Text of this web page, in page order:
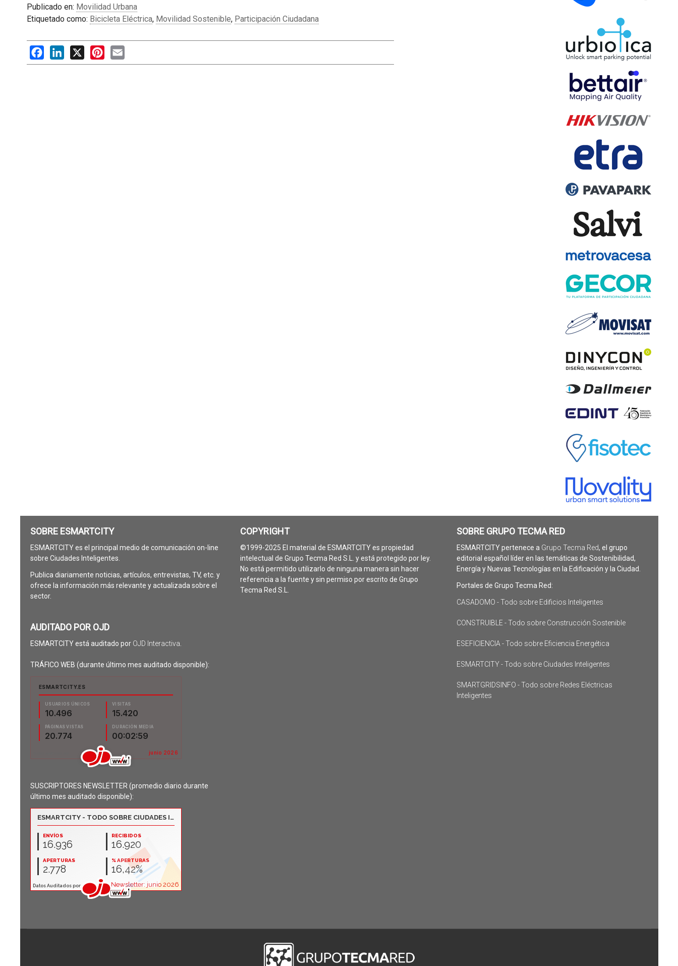
Publicado en: Movilidad Urbana
Etiquetado como: Bicicleta Eléctrica, Movilidad Sostenible, Participación Ciudadana
FacebookLinkedIn
X PinterestEmail
SOBRE ESMARTCITY
ESMARTCITY es el principal medio de comunicación on-line
sobre Ciudades Inteligentes.
Publica diariamente noticias, artículos, entrevistas, TV, etc. y
ofrece la información más relevante y actualizada sobre el
sector.
AUDITADO POR OJD
ESMARTCITY está auditado por OJD Interactiva
TRÁFICO WEB (durante último mes auditado disponible):
SUSCRIPTORES NEWSLETTER (promedio diario durante
último mes auditado disponible):
COPYRIGHT
©1999-2025 El material de ESMARTCITY es propiedad
intelectual de Grupo Tecma Red S.L. y está protegido por ley.
No está permitido utilizarlo de ninguna manera sin hacer
referencia a la fuente y sin permiso por escrito de Grupo
Tecma Red S.L.
SOBRE GRUPO TECMA RED
ESMARTCITY pertenece a Grupo Tecma Red, el grupo
editorial español líder en las temáticas de Sostenibilidad,
Energía y Nuevas Tecnologías en la Edificación y la Ciudad.
Portales de Grupo Tecma Red:
CASADOMO - Todo sobre Edificios Inteligentes
CONSTRUIBLE - Todo sobre Construcción Sostenible
ESEFICIENCIA - Todo sobre Eficiencia Energética
ESMARTCITY - Todo sobre Ciudades Inteligentes
SMARTGRIDSINFO - Todo sobre Redes Eléctricas
Inteligentes